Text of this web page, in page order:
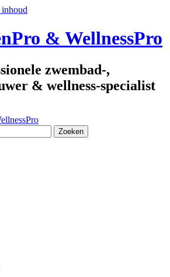
inhoud
& WellnessPro
zwembad-,
& wellness-specialist